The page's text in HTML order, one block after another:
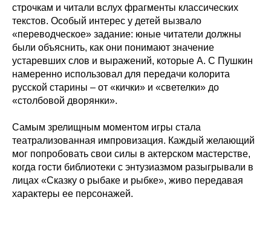
строчкам и читали вслух фрагменты классических
текстов. Особый интерес у детей вызвало
«переводческое» задание: юные читатели должны
были объяснить, как они понимают значение
устаревших слов и выражений, которые А. С Пушкин
намеренно использовал для передачи колорита
русской старины – от «кички» и «светелки» до
«столбовой дворянки».
Самым зрелищным моментом игры стала
театрализованная импровизация. Каждый желающий
мог попробовать свои силы в актерском мастерстве,
когда гости библиотеки с энтузиазмом разыгрывали в
лицах «Сказку о рыбаке и рыбке», живо передавая
характеры ее персонажей.